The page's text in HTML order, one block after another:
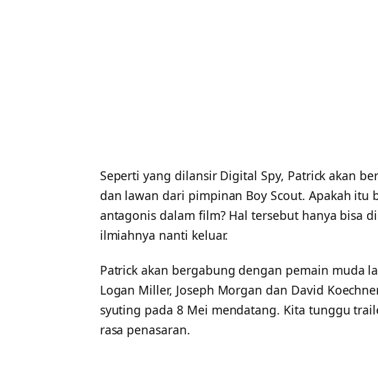
Seperti yang dilansir Digital Spy, Patrick akan
dan lawan dari pimpinan Boy Scout. Apakah itu
antagonis dalam film? Hal tersebut hanya bisa
ilmiahnya nanti keluar.
Patrick akan bergabung dengan pemain muda
Logan Miller, Joseph Morgan dan David
syuting pada 8 Mei mendatang. Kita tunggu
rasa penasaran.